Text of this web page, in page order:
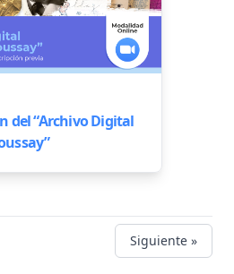
del “Archivo Digital
Siguiente »